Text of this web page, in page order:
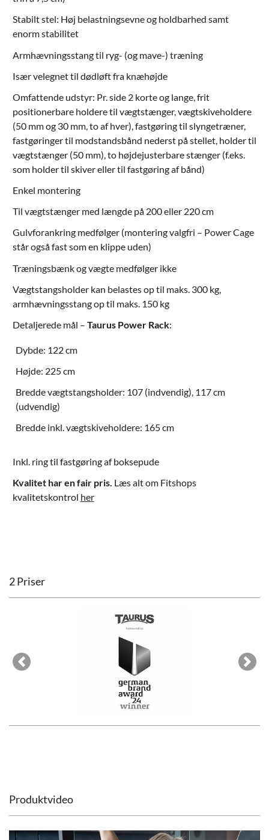
Stabilt stel: Høj belastningsevne og holdbarhed samt
enorm stabilitet
Armhævningsstang til ryg- (og mave-) træning
Især velegnet til dødløft fra knæhøjde
Omfattende udstyr: Pr. side 2 korte og lange, frit
positionerbare holdere til vægtstænger, vægtskiveholdere
(50 mm og 30 mm, to af hver), fastgøring til slyngetræner,
fastgøringer til modstandsbånd nederst på stellet, holder til
vægtstænger (50 mm), to højdejusterbare stænger (f.eks.
som holder til skiver eller til fastgøring af bånd)
Enkel montering
Til vægtstænger med længde på 200 eller 220 cm
Gulvforankring medfølger (montering valgfri – Power Cage
står også fast som en klippe uden)
Træningsbænk og vægte medfølger ikke
Vægtstangsholder kan belastes op til maks. 300 kg,
armhævningsstang op til maks. 150 kg
Detaljerede mål – Taurus Power Rack:
Dybde: 122 cm
Højde: 225 cm
Bredde vægtstangsholder: 107 (indvendig), 117 cm
(udvendig)
Bredde inkl. vægtskiveholdere: 165 cm
Inkl. ring til fastgøring af boksepude
Kvalitet har en fair pris. Læs alt om Fitshops
kvalitetskontrol her
2 Priser
Previous Next
Produktvideo